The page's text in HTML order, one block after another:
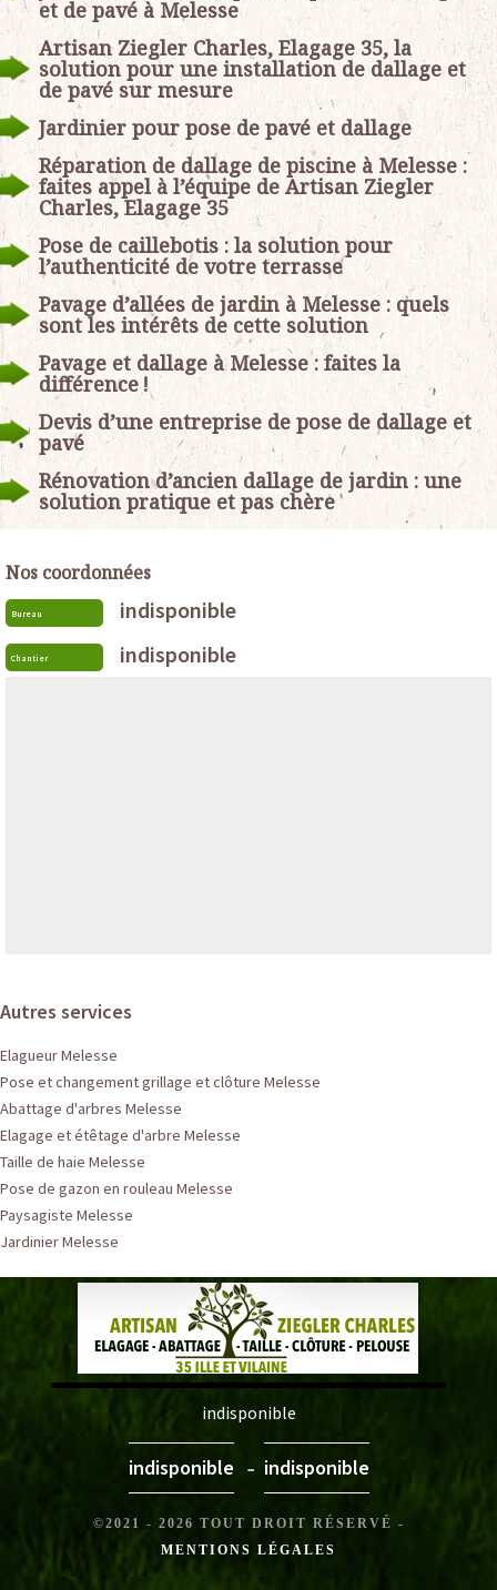
et de pavé à Melesse
Artisan Ziegler Charles, Elagage 35, la
solution pour une installation de dallage et
de pavé sur mesure
Jardinier pour pose de pavé et dallage
Réparation de dallage de piscine à Melesse :
faites appel à l’équipe de Artisan Ziegler
Charles, Elagage 35
Pose de caillebotis : la solution pour
l’authenticité de votre terrasse
Pavage d’allées de jardin à Melesse : quels
sont les intérêts de cette solution
Pavage et dallage à Melesse : faites la
différence !
Devis d’une entreprise de pose de dallage et
pavé
Rénovation d’ancien dallage de jardin : une
solution pratique et pas chère
Nos coordonnées
Bureau indisponible
Chantier indisponible
Autres services
Elagueur Melesse
Pose et changement grillage et clôture Melesse
Abattage d'arbres Melesse
Elagage et étêtage d'arbre Melesse
Taille de haie Melesse
Pose de gazon en rouleau Melesse
Paysagiste Melesse
Jardinier Melesse
indisponible
indisponible - indisponible
©2021 - 2026 TOUT DROIT RÉSERVÉ -
MENTIONS LÉGALES